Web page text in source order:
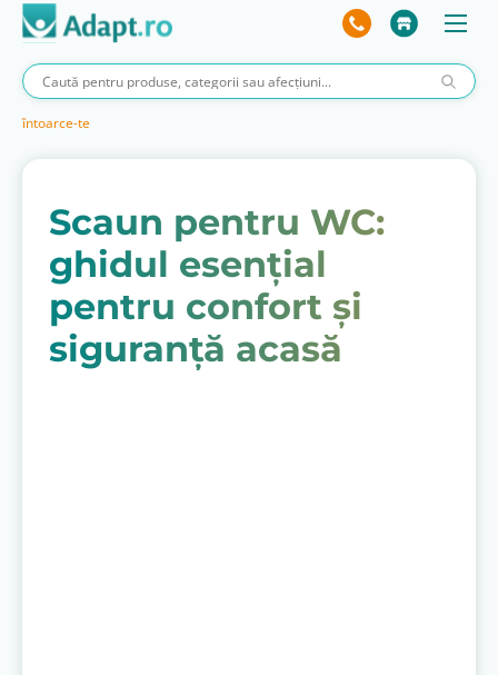
întoarce-te
Scaun pentru WC:
ghidul esențial
pentru confort și
siguranță acasă